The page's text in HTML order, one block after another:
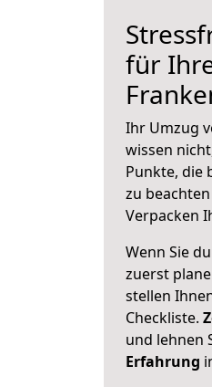
für
Ihr Umzug
wissen
Punkte, die
zu
Verpacken
Wenn Sie
zuerst
stellen
Checkliste.
und lehnen
Erfahrung